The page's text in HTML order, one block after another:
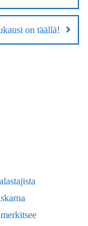
on täällä!